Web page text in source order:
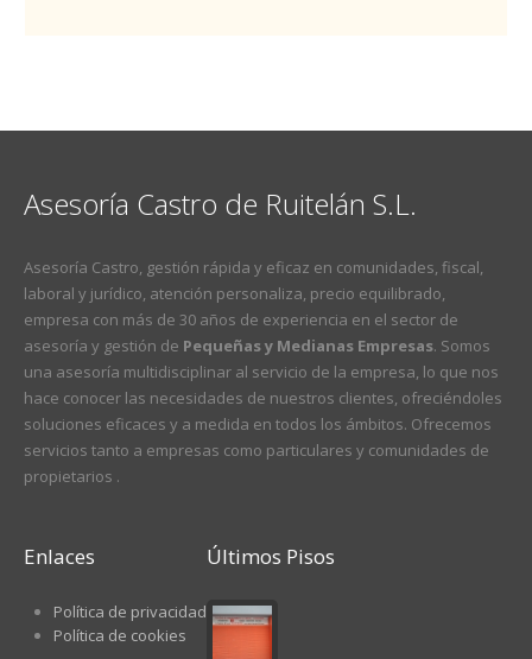
Asesoría Castro de Ruitelán S.L.
Asesoría Castro, gestión rápida y eficaz en comunidades, fiscal,
laboral y jurídico, atención personaliza, precio equilibrado,
empresa con más de 30 años de experiencia en el sector de
asesoría y gestión de Pequeñas y Medianas Empresas. Somos
una asesoría multidisciplinar al servicio de la empresa, lo que nos
hace conocer las necesidades de nuestros clientes, ofreciéndoles
soluciones eficaces y a medida en todos los ámbitos. Ofrecemos
servicios tanto a empresas como particulares y comunidades de
propietarios .
Enlaces
Política de privacidad
Política de cookies
Últimos Pisos